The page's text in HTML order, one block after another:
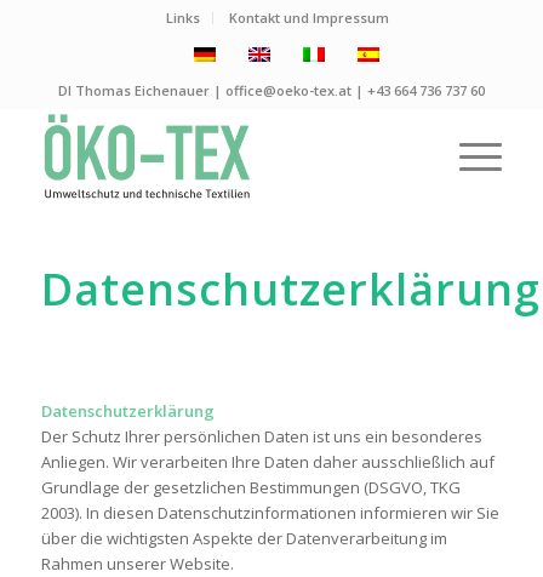
Links Kontakt und Impressum
DI Thomas Eichenauer | office@oeko-tex.at | +43 664 736 737 60
Datenschutzerklärung
Datenschutzerklärung
Der Schutz Ihrer persönlichen Daten ist uns ein besonderes
Anliegen. Wir verarbeiten Ihre Daten daher ausschließlich auf
Grundlage der gesetzlichen Bestimmungen (DSGVO, TKG
2003). In diesen Datenschutzinformationen informieren wir Sie
über die wichtigsten Aspekte der Datenverarbeitung im
Rahmen unserer Website.